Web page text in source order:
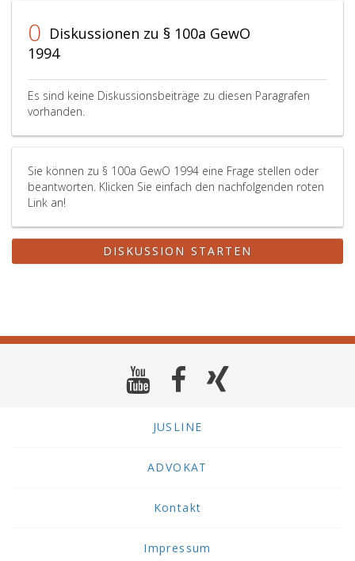
0 Diskussionen zu § 100a GewO
1994
Es sind keine Diskussionsbeiträge zu diesen Paragrafen
vorhanden.
Sie können zu § 100a GewO 1994 eine Frage stellen oder
beantworten. Klicken Sie einfach den nachfolgenden roten
Link an!
DISKUSSION STARTEN
JUSLINE
ADVOKAT
Kontakt
Impressum